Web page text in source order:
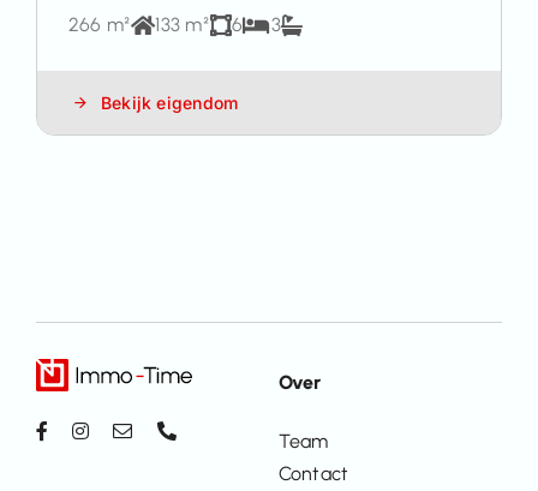
266 m² 133 m² 6 3
Bekijk eigendom
Over
Team
Contact